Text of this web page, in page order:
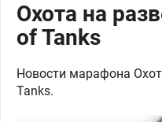
Охота на
of Tanks
Новости марафона
Tanks.